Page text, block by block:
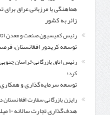
هماهنگی با مرزبانی عراق
زائر به کشور
رئیس کمیسیون صنعت و معدن اتاق
توسعه کریدور افغانستان،
رئیس اتاق بازرگانی خراسان
کرد؛
توسعه سرمایه‌گذاری و
رایزن بازرگانی سفارت افغانستان